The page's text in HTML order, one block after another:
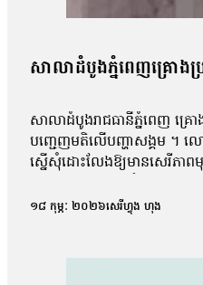
សាលាដំបូងភ្នំពេញគ្រោ
សាលាដំបូងរាជធានីភ្នំពេញ គ្រ
បញ្ជេញមតិលើបញ្ហាសង្គម ។ លោ
ស្នើសុំដោះលែងឱ្យមានសេរីភាព
ខ្លួនកាលពីខែកញ្ញា ឆ្នាំមុន
១៨ កុម្ភៈ ២០២៦សេរីហ្វុង ហុង